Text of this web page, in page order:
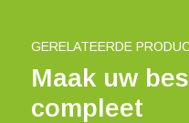
GERELATEERDE
Maak uw
compleet
Cobra